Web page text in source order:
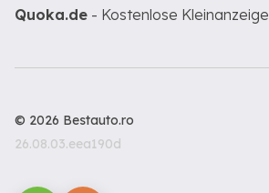
Quoka.de - Kostenlose
© 2026 Bestauto.ro
26.08.03.eea190d